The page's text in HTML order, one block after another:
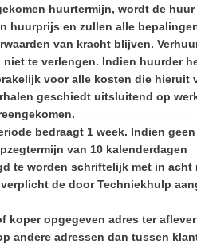
huurtermijn, wordt de
huurprijs en zullen alle
van kracht blijven.
te verlengen. Indien huurder
voor alle kosten die hieruit
geschiedt uitsluitend op
bedraagt 1 week. Indien
van 10 kalenderdagen
te worden schriftelijk met in acht
de door Techniekhulp
koper opgegeven adres ter
andere adressen dan tussen